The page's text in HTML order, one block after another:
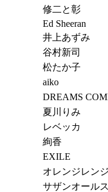
修二と彰
Ed Sheeran
井上あずみ
谷村新司
松たか子
aiko
DREAMS
夏川りみ
レベッカ
絢香
EXILE
オレンジレン
サザンオール